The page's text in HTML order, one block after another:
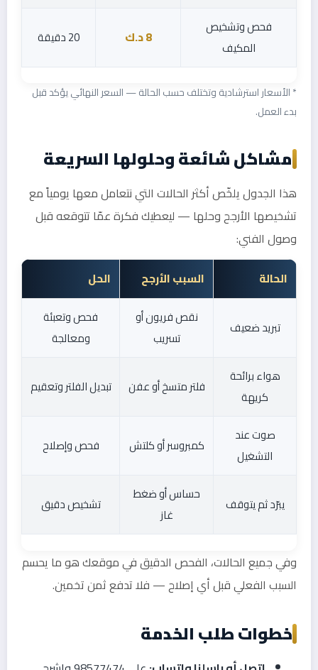
فحص وتشخيص
المكيف
8 د.ك 20 دقيقة
* الأسعار استرشادية وتختلف حسب الحالة — السعر النهائي يؤكد قبل
بدء العمل.
مشاكل شائعة وحلولها السريعة
هذا الجدول يلخّص أكثر الحالات التي نتعامل معها يومياً مع
تشخيصها الأرجح وحلها — ليعطيك فكرة عمّا تتوقعه قبل
وصول الفني:
الحالة السبب الأرجح الحل
تبريد ضعيف
نقص فريون أو
تسريب
فحص وتعبئة
ومعالجة
هواء برائحة
كريهة
فلتر متسخ أو عفن تبديل الفلتر وتعقيم
صوت عند
التشغيل
كمبروسر أو كلتش فحص وإصلاح
يبرّد ثم يتوقف
حساس أو ضغط
غاز
تشخيص دقيق
وفي جميع الحالات، الفحص الدقيق في موقعك هو ما يحسم
السبب الفعلي قبل أي إصلاح — فلا تدفع ثمن تخمين.
خطوات طلب الخدمة